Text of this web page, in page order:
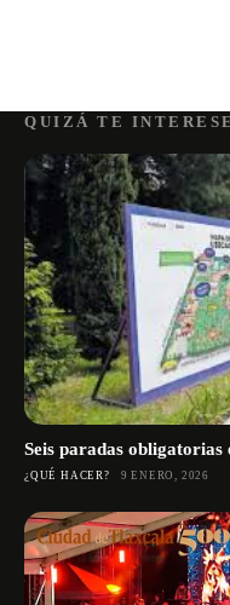
QUIZÁ TE INTERESE
Seis paradas
¿QUÉ HACER? 9 ENERO, 2026